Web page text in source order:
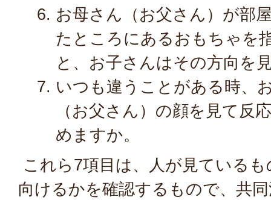
お母さん（お父さん）が部
たところにあるおもちゃを
と、お子さんはその方向を
いつも違うことがある時、
（お父さん）の顔を見て反
めますか。
これら7項目は、人が見ている
向けるかを確認するもので、共